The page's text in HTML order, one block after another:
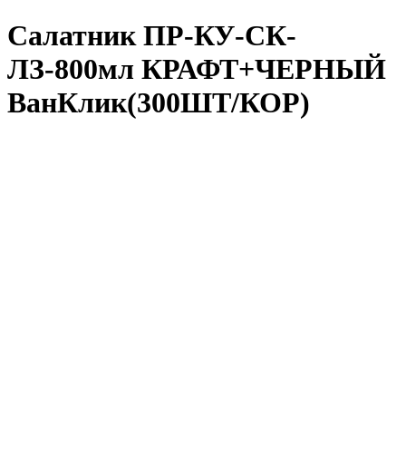
Салатник ПР-КУ-СК-
ЛЗ-800мл КРАФТ+ЧЕРНЫЙ
ВанКлик(300ШТ/КОР)